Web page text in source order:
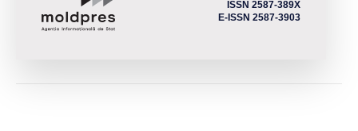
ISSN 2587-389X
E-ISSN 2587-3903